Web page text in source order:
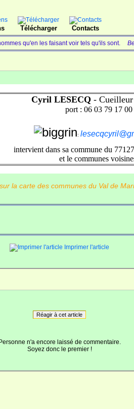
Télécharger Contacts
qu'en les faisant voir tels qu'ils sont.
Cyril LESECQ - Cueilleur
port : 06 03 79 17 00
:
intervient dans sa commune du
et le communes
la carte des communes du Val de
Imprimer l'article
Réagir à cet article
Personne n'a encore laissé de commentaire.
Soyez donc le premier !